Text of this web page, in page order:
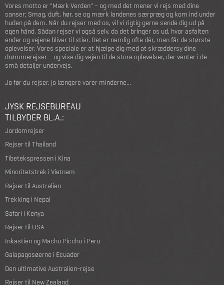
Vores motto er "Mærk Verden" – og med det mener vi rejs med dine
sanser; Smag, duft, hør, se og mærk landenes særpræg og kom ind under
huden på dem. Når du rejser med os, vil vi rigtig gerne sende dig ud på
egen hånd. Sådan rejser vi også selv, da det bringer os ud, hvor asfalten
ender og vejene bliver til stier. Det er nemlig ofte dér, man får de største
oplevelser. Vores speciale er at hjælpe dig med at skræddersy dine
drømmerejser – og vise dig vejen til de store oplevelser, der venter i de
små detaljer undervejs.
Jo før du rejser, jo længere varer minderne...
JYSK REJSEBUREAU
TILBYDER BL.A.:
Jordomrejser
Rejser til Thailand
Tibetekspressen i Kina
Minoritetstrek i Vietnam
Rejser til Australien
Trekking i Nepal
Safari i Kenya
Rejser til USA
Inkastien og Machu Picchu i Peru
Galapagosøerne i Ecuador
Den ultimative Australien-rejse
Rejser til New Zealand